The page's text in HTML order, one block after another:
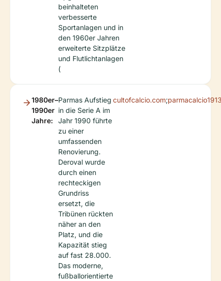
beinhalteten
verbesserte
Sportanlagen und in
den 1960er Jahren
erweiterte Sitzplätze
und Flutlichtanlagen
(
1980er–
1990er
Jahre:
Parmas Aufstieg
in die Serie A im
Jahr 1990 führte
zu einer
umfassenden
Renovierung.
Deroval wurde
durch einen
rechteckigen
Grundriss
ersetzt, die
Tribünen rückten
näher an den
Platz, und die
Kapazität stieg
auf fast 28.000.
Das moderne,
fußballorientierte
cultofcalcio.com;